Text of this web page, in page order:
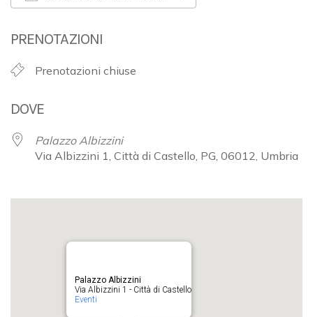
PRENOTAZIONI
Prenotazioni chiuse
DOVE
Palazzo Albizzini
Via Albizzini 1, Città di Castello, PG, 06012, Umbria
Palazzo Albizzini
Via Albizzini 1 - Città di Castello
Eventi